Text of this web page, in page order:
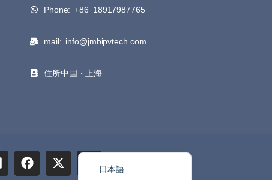
Phone: +86 18917987765
mail: info@jmbipvtech.com
住所中国・上海
日本語
English
العربية